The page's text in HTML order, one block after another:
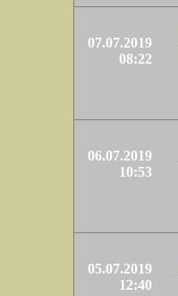
07.07.2019
08:22
06.07.2019
10:53
05.07.2019
12:40